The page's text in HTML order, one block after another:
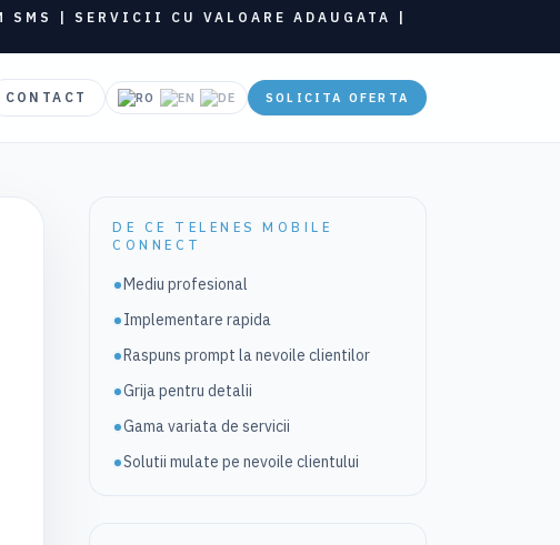
| SERVICII CU VALOARE ADAUGATA |
CONTACT SOLICITA OFERTA
DE CE TELENES MOBILE
CONNECT
Mediu profesional
Implementare rapida
Raspuns prompt la nevoile clientilor
Grija pentru detalii
Gama variata de servicii
Solutii mulate pe nevoile clientului